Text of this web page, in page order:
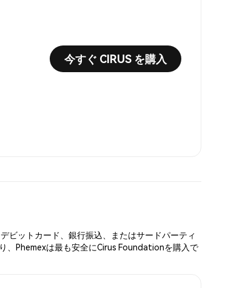
今すぐ CIRUS を購入
ビットカード、銀行振込、またはサードパーティ
、Phemexは最も安全にCirus Foundationを購入で